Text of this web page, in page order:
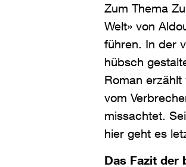
Zum Thema
Welt» von
führen. In der
hübsch
Roman
vom
missachtet.
hier geht es
Das Fazit der